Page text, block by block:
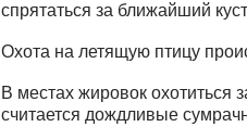
спрятаться за ближайший
Охота на летящую птицу
В местах жировок
считается дождливые